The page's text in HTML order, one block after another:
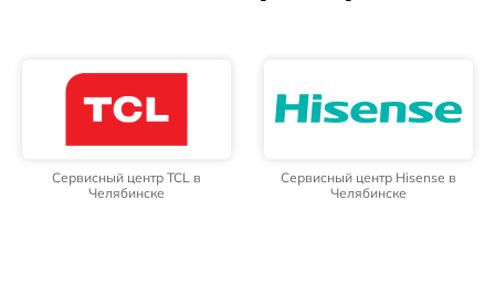
Сервисный центр TCL в
Челябинске
Сервисный центр Hisense в
Челябинске